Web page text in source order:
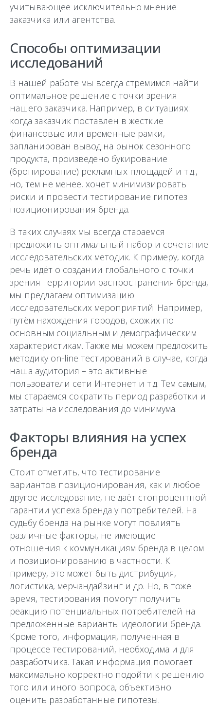
учитывающее исключительно мнение
заказчика или агентства.
Способы оптимизации
исследований
В нашей работе мы всегда стремимся найти
оптимальное решение с точки зрения
нашего заказчика. Например, в ситуациях:
когда заказчик поставлен в жёсткие
финансовые или временные рамки,
запланирован вывод на рынок сезонного
продукта, произведено букирование
(бронирование) рекламных площадей и т.д.,
но, тем не менее, хочет минимизировать
риски и провести тестирование гипотез
позиционирования бренда.
В таких случаях мы всегда стараемся
предложить оптимальный набор и сочетание
исследовательских методик. К примеру, когда
речь идёт о создании глобального с точки
зрения территории распространения бренда,
мы предлагаем оптимизацию
исследовательских мероприятий. Например,
путём нахождения городов, схожих по
основным социальным и демографическим
характеристикам. Также мы можем предложить
методику on-line тестирований в случае, когда
наша аудитория – это активные
пользователи сети Интернет и т.д. Тем самым,
мы стараемся сократить период разработки и
затраты на исследования до минимума.
Факторы влияния на успех
бренда
Стоит отметить, что тестирование
вариантов позиционирования, как и любое
другое исследование, не даёт стопроцентной
гарантии успеха бренда у потребителей. На
судьбу бренда на рынке могут повлиять
различные факторы, не имеющие
отношения к коммуникациям бренда в целом
и позиционированию в частности. К
примеру, это может быть дистрибуция,
логистика, мерчандайзинг и др. Но, в тоже
время, тестирования помогут получить
реакцию потенциальных потребителей на
предложенные варианты идеологии бренда.
Кроме того, информация, полученная в
процессе тестирований, необходима и для
разработчика. Такая информация помогает
максимально корректно подойти к решению
того или иного вопроса, объективно
оценить разработанные гипотезы.